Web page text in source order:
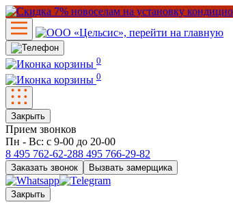
0
0
Закрыть
Прием звонков
Пн - Вс: с 9-00 до 20-00
8 495 762-62-288 495 766-29-82
Заказать звонок Вызвать замерщика
Закрыть